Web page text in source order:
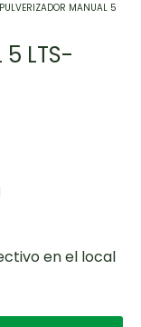
PULVERIZADOR MANUAL 5
5 LTS-
en el local